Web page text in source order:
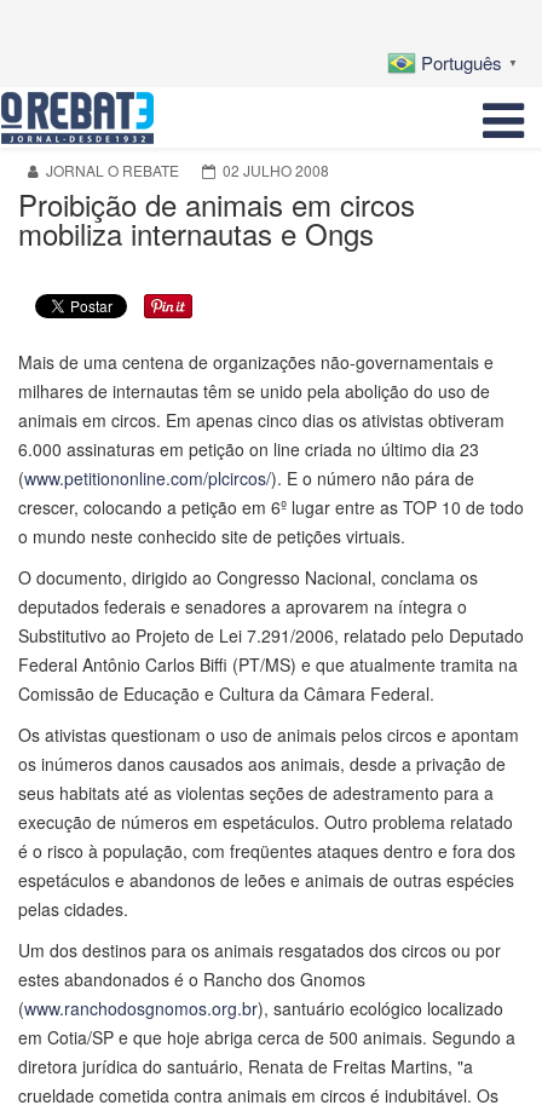
Português ▼
JORNAL O REBATE 02 JULHO 2008
Proibição de animais em circos
mobiliza internautas e Ongs
Mais de uma centena de organizações não-governamentais e
milhares de internautas têm se unido pela abolição do uso de
animais em circos. Em apenas cinco dias os ativistas obtiveram
6.000 assinaturas em petição on line criada no último dia 23
(www.petitiononline.com/plcircos/). E o número não pára de
crescer, colocando a petição em 6º lugar entre as TOP 10 de todo
o mundo neste conhecido site de petições virtuais.
O documento, dirigido ao Congresso Nacional, conclama os
deputados federais e senadores a aprovarem na íntegra o
Substitutivo ao Projeto de Lei 7.291/2006, relatado pelo Deputado
Federal Antônio Carlos Biffi (PT/MS) e que atualmente tramita na
Comissão de Educação e Cultura da Câmara Federal.
Os ativistas questionam o uso de animais pelos circos e apontam
os inúmeros danos causados aos animais, desde a privação de
seus habitats até as violentas seções de adestramento para a
execução de números em espetáculos. Outro problema relatado
é o risco à população, com freqüentes ataques dentro e fora dos
espetáculos e abandonos de leões e animais de outras espécies
pelas cidades.
Um dos destinos para os animais resgatados dos circos ou por
estes abandonados é o Rancho dos Gnomos
(www.ranchodosgnomos.org.br), santuário ecológico localizado
em Cotia/SP e que hoje abriga cerca de 500 animais. Segundo a
diretora jurídica do santuário, Renata de Freitas Martins, "a
crueldade cometida contra animais em circos é indubitável. Os